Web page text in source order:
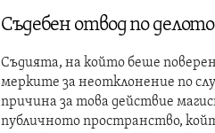
Съдебен отвод по
Съдията, на който беше
мерките за неотклонение по
причина за това действие
публичното пространство,